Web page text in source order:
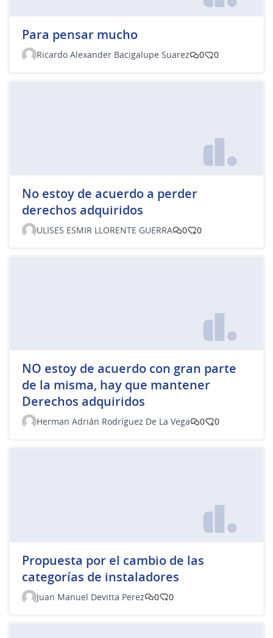
Para pensar mucho
Ricardo Alexander Bacigalupe Suarez 0 0
No estoy de acuerdo a perder
derechos adquiridos
ULISES ESMIR LLORENTE GUERRA 0 0
NO estoy de acuerdo con gran parte
de la misma, hay que mantener
Derechos adquiridos
Herman Adrián Rodríguez De La Vega 0 0
Propuesta por el cambio de las
categorías de instaladores
Juan Manuel Devitta Perez 0 0